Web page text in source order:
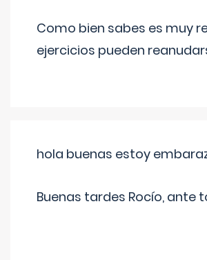
Como bien sabes es muy
ejercicios pueden
hola buenas estoy
Buenas tardes Rocío,